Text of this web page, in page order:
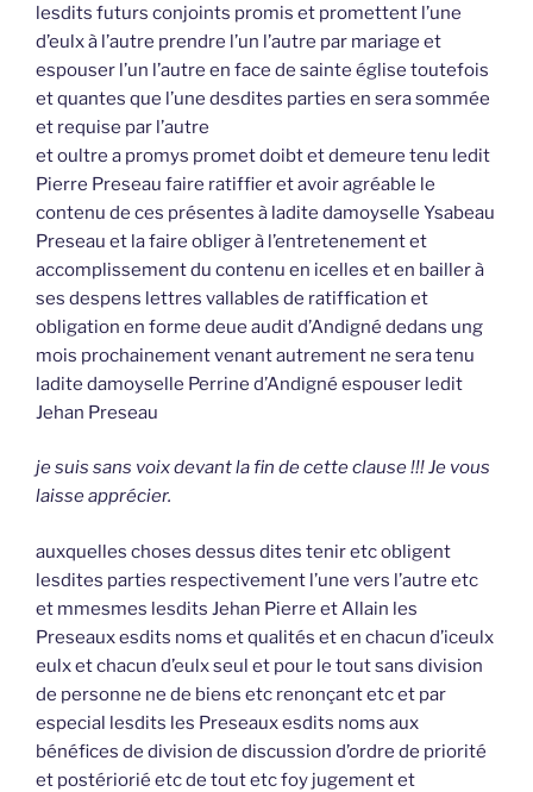
lesdits futurs conjoints promis et promettent l’une
d’eulx à l’autre prendre l’un l’autre par mariage et
espouser l’un l’autre en face de sainte église toutefois
et quantes que l’une desdites parties en sera sommée
et requise par l’autre
et oultre a promys promet doibt et demeure tenu ledit
Pierre Preseau faire ratiffier et avoir agréable le
contenu de ces présentes à ladite damoyselle Ysabeau
Preseau et la faire obliger à l’entretenement et
accomplissement du contenu en icelles et en bailler à
ses despens lettres vallables de ratiffication et
obligation en forme deue audit d’Andigné dedans ung
mois prochainement venant autrement ne sera tenu
ladite damoyselle Perrine d’Andigné espouser ledit
Jehan Preseau
je suis sans voix devant la fin de cette clause !!! Je vous
laisse apprécier.
auxquelles choses dessus dites tenir etc obligent
lesdites parties respectivement l’une vers l’autre etc
et mmesmes lesdits Jehan Pierre et Allain les
Preseaux esdits noms et qualités et en chacun d’iceulx
eulx et chacun d’eulx seul et pour le tout sans division
de personne ne de biens etc renonçant etc et par
especial lesdits les Preseaux esdits noms aux
bénéfices de division de discussion d’ordre de priorité
et postériorié etc de tout etc foy jugement et